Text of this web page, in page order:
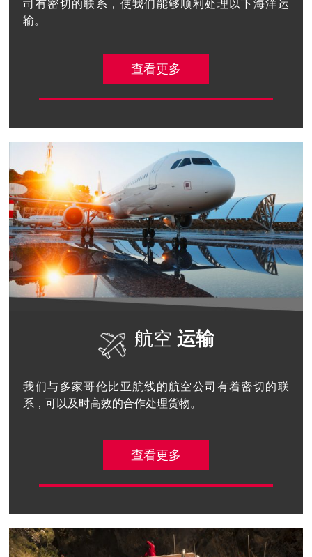
司有密切的联系，使我们能够顺利处理以下海洋运
输。
查看更多
航空 运输
我们与多家哥伦比亚航线的航空公司有着密切的联
系，可以及时高效的合作处理货物。
查看更多